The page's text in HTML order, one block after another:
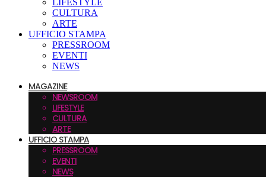
LIFESTYLE
CULTURA
ARTE
UFFICIO STAMPA
PRESSROOM
EVENTI
NEWS
MAGAZINE
NEWSROOM
LIFESTYLE
CULTURA
ARTE
UFFICIO STAMPA
PRESSROOM
EVENTI
NEWS